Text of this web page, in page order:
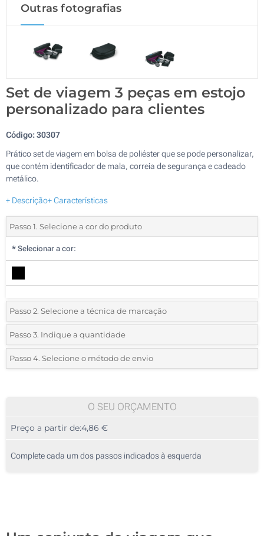
Outras fotografias
Set de viagem 3 peças em estojo
personalizado para clientes
Código:30307
Prático set de viagem em bolsa de poliéster que se pode personalizar,
que contém identificador de mala, correia de segurança e cadeado
metálico.
+ Descrição+ Características
Passo 1. Selecione a cor do produto
* Selecionar a cor:
Passo 2. Selecione a técnica de marcação
*Selecione o tipo de marcação e as cores do logotipo:
1 Cor (Na bolsa)
Passo 3. Indique a quantidade
*Quantidade mínima:5
10
25
Passo 4. Selecione o método de envio
O SEU ORÇAMENTO
Preço a partir de:4,86 €
Complete cada um dos passos indicados à esquerda